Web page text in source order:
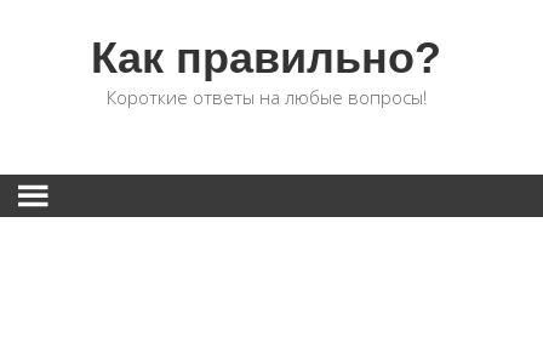
Как правильно?
Короткие ответы на любые вопросы!